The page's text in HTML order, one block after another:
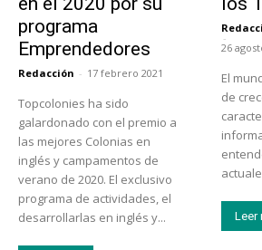
programa
Emprendedores
Redacción - 17 febrero 2021
Topcolonies ha sido
galardonado con el premio a
las mejores Colonias en
inglés y campamentos de
verano de 2020. El exclusivo
programa de actividades, el
desarrollarlas en inglés y...
-
26
El
de
Leer